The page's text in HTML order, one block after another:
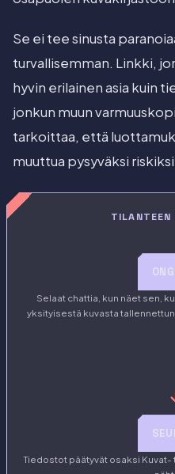
Se ei tee sinusta
turvallisemman. Linkki,
hyvin erilainen asia kuin
jonkun muun
tarkoittaa, että
muuttua pysyväksi
TILANTEEN
Selaat chattia, kun näet sen,
yksityisestä kuvasta
Tiedostot päätyvät osaksi